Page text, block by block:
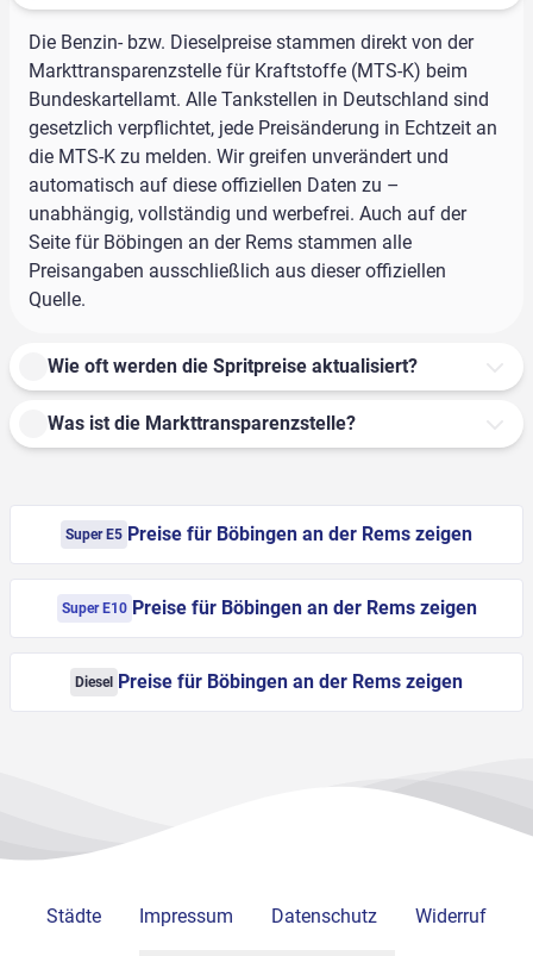
Die Benzin- bzw. Dieselpreise stammen direkt von der
Markttransparenzstelle für Kraftstoffe (MTS-K) beim
Bundeskartellamt. Alle Tankstellen in Deutschland sind
gesetzlich verpflichtet, jede Preisänderung in Echtzeit an
die MTS-K zu melden. Wir greifen unverändert und
automatisch auf diese offiziellen Daten zu –
unabhängig, vollständig und werbefrei. Auch auf der
Seite für Böbingen an der Rems stammen alle
Preisangaben ausschließlich aus dieser offiziellen
Quelle.
Wie oft werden die Spritpreise aktualisiert?
Was ist die Markttransparenzstelle?
Super E5 Preise für Böbingen an der Rems zeigen
Super E10 Preise für Böbingen an der Rems zeigen
Diesel Preise für Böbingen an der Rems zeigen
Städte Impressum Datenschutz Widerruf